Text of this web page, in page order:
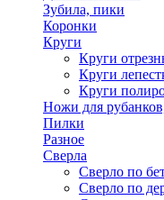
Зубила, пики
Коронки
Круги
Круги
Круги
Круги
Ножи для
Пилки
Разное
Сверла
Сверло по
Сверло по